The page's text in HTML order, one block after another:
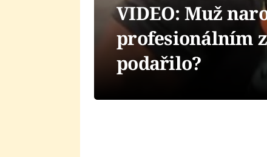
VIDEO: Muž
profesionálním
podařilo?